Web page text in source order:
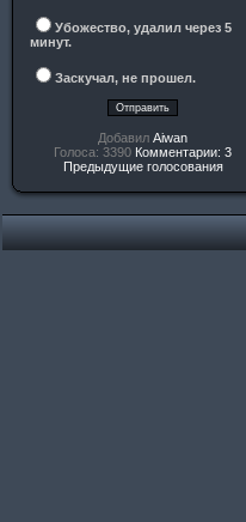
Убожество, удалил через 5
минут.
Заскучал, не прошел.
Добавил Aiwan
Голоса: 3390 Комментарии: 3
Предыдущие голосования